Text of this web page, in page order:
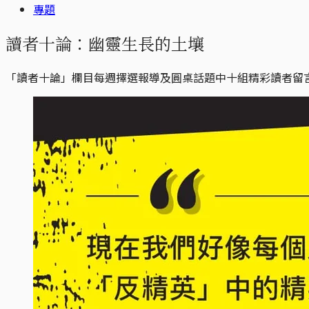
專題
讀者十論：幽靈生長的土壤
「讀者十論」欄目每週擇選報導及圓桌話題中十組精彩讀者留